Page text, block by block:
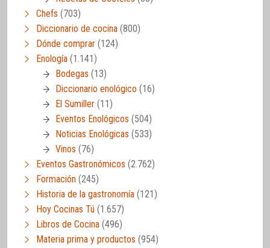
Chefs (703)
Diccionario de cocina (800)
Dónde comprar (124)
Enología (1.141)
Bodegas (13)
Diccionario enológico (16)
El Sumiller (11)
Eventos Enológicos (504)
Noticias Enológicas (533)
Vinos (76)
Eventos Gastronómicos (2.762)
Formación (245)
Historia de la gastronomía (121)
Hoy Cocinas Tú (1.657)
Libros de Cocina (496)
Materia prima y productos (954)